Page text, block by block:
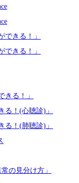
きる！」
きる！」
る！」
！(心聴診)」
！(肺聴診)」
の見分け方」